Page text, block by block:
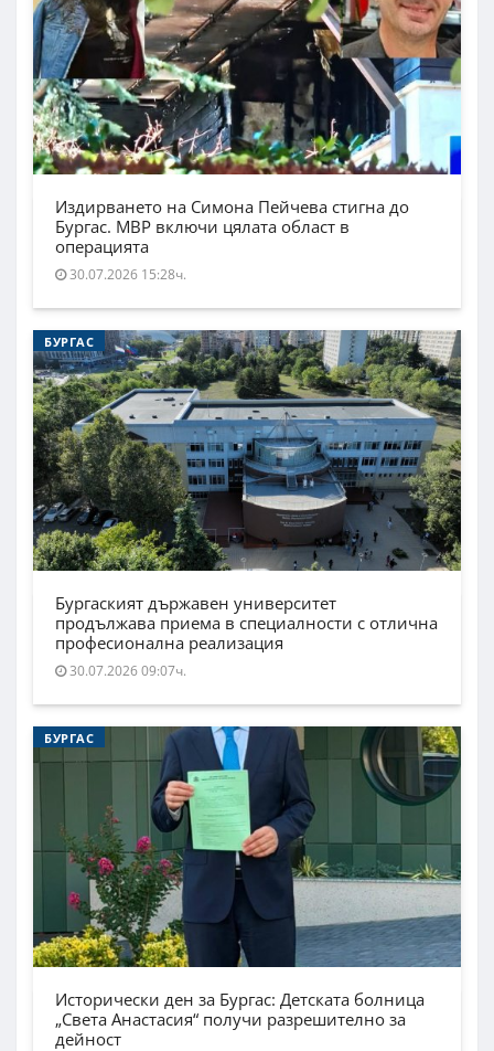
Издирването на Симона Пейчева стигна до
Бургас. МВР включи цялата област в
операцията
30.07.2026 15:28ч.
БУРГАС
Бургаският държавен университет
продължава приема в специалности с отлична
професионална реализация
30.07.2026 09:07ч.
БУРГАС
Исторически ден за Бургас: Детската болница
„Света Анастасия“ получи разрешително за
дейност